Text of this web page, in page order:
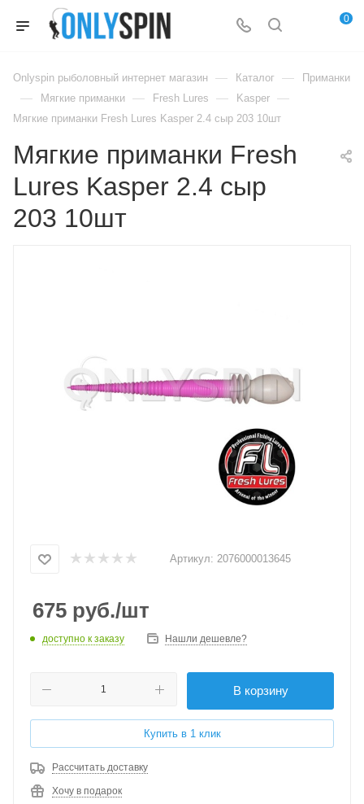
0
Onlyspin рыболовный интернет магазин — Каталог — Приманки
— Мягкие приманки — Fresh Lures — Kasper —
Мягкие приманки Fresh Lures Kasper 2.4 сыр 203 10шт
Мягкие приманки Fresh
Lures Kasper 2.4 сыр
203 10шт
Артикул: 2076000013645
675 руб./шт
доступно к заказу Нашли дешевле?
В корзину
Купить в 1 клик
Рассчитать доставку
Хочу в подарок